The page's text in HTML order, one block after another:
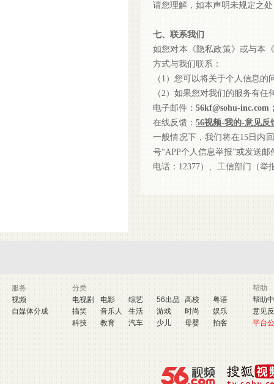
请您理解，如本声明未规定之
七、联系我们
如您对本《隐私政策》或与本
方式与我们联系：
（ 1）您可以将关于个人信息的
（2）如果您对我们的服务有任
电子邮件： 56kf@sohu-inc.com
在线反馈： 56视频-我的-意见反
一般情况下，我们将在15日内
号“APP个人信息举报”或发送
电话：12377）、工信部门（举
服务
视频
自媒体分成
分类
电视剧
电影 综艺 56出品 高校
粤语
搞笑
音乐人 生活 游戏 时尚
娱乐
科技
教育 汽车 少儿 母婴 拍客
帮助
帮助
意见
平台